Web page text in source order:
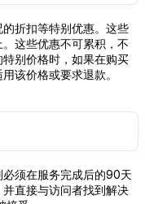
折扣等特别优惠。这些
这些优惠不可累积，不
别价格时，如果在购买
该价格或要求退款。
须在服务完成后的90天
直接与访问者找到解决